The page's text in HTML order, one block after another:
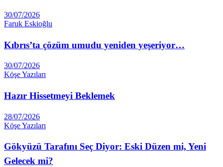
30/07/2026
Faruk Eskioğlu
Kıbrıs’ta çözüm umudu yeniden yeşeriyor…
30/07/2026
Köşe Yazıları
Hazır Hissetmeyi Beklemek
28/07/2026
Köşe Yazıları
Gökyüzü Tarafını Seç Diyor: Eski Düzen mi, Yeni
Gelecek mi?